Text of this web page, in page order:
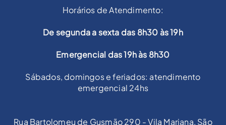
Horários de Atendimento:
De segunda a sexta das 8h30 às 19h
Emergencial das 19h às 8h30
Sábados, domingos e feriados: atendimento
emergencial 24hs
Rua Bartolomeu de Gusmão 290 - Vila Mariana, São